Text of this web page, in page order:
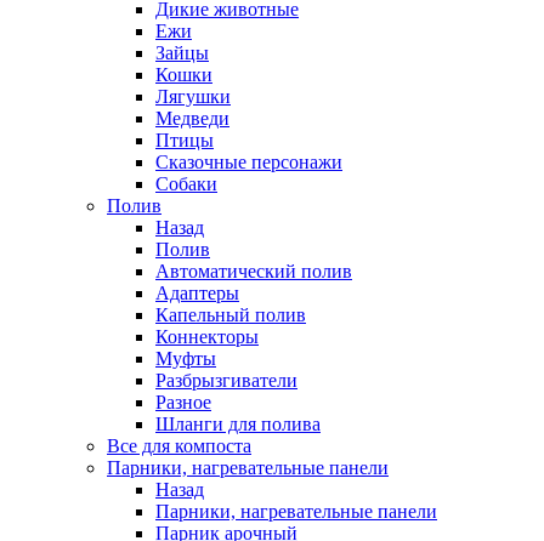
Дикие животные
Ежи
Зайцы
Кошки
Лягушки
Медведи
Птицы
Сказочные персонажи
Собаки
Полив
Назад
Полив
Автоматический полив
Адаптеры
Капельный полив
Коннекторы
Муфты
Разбрызгиватели
Разное
Шланги для полива
Все для компоста
Парники, нагревательные панели
Назад
Парники, нагревательные панели
Парник арочный